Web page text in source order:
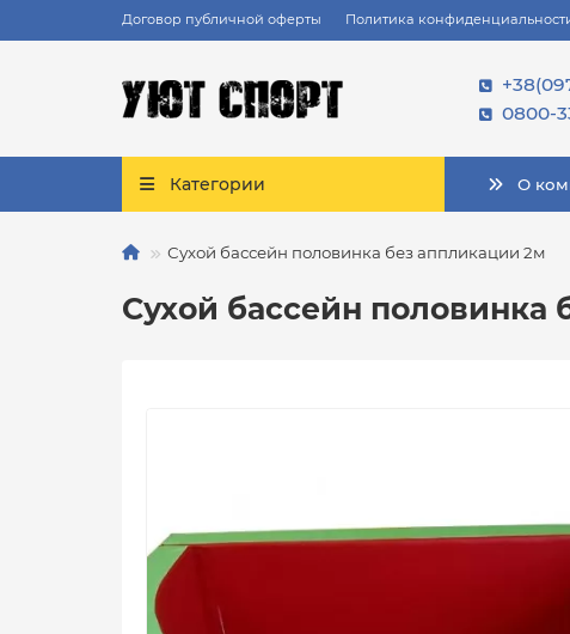
Договор публичной оферты Политика
0800-
Категории О
Сухой бассейн половинка без аппликации 2м
Сухой бассейн половинка